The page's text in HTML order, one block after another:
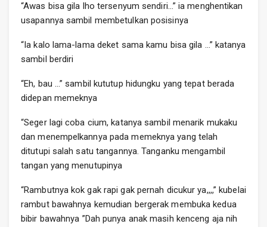
“Awas bisa gila lho tersenyum sendiri…” ia menghentikan
usapannya sambil membetulkan posisinya
“Ia kalo lama-lama deket sama kamu bisa gila …” katanya
sambil berdiri
“Eh, bau …” sambil kututup hidungku yang tepat berada
didepan memeknya
“Seger lagi coba cium, katanya sambil menarik mukaku
dan menempelkannya pada memeknya yang telah
ditutupi salah satu tangannya. Tanganku mengambil
tangan yang menutupinya
“Rambutnya kok gak rapi gak pernah dicukur ya,,,,” kubelai
rambut bawahnya kemudian bergerak membuka kedua
bibir bawahnya ”Dah punya anak masih kenceng aja nih